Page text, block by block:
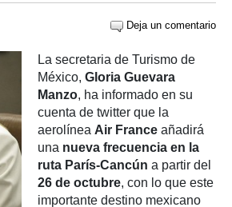
Deja un comentario
La secretaria de Turismo de
México, Gloria Guevara
Manzo, ha informado en su
cuenta de twitter que la
aerolínea Air France añadirá
una nueva frecuencia en la
ruta París-Cancún a partir del
26 de octubre, con lo que este
importante destino mexicano